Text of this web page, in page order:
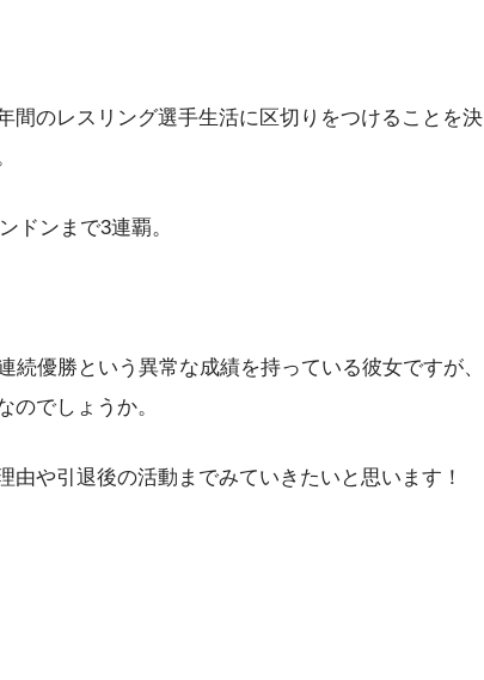
間のレスリング選手生活に区切りをつけることを決
ドンまで3連覇。
優勝という異常な成績を持っている彼女ですが、
のでしょうか。
由や引退後の活動までみていきたいと思います！